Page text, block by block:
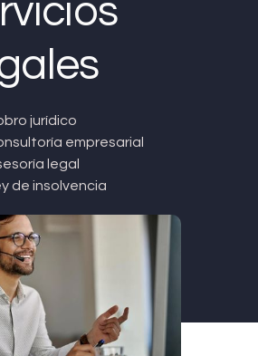
jurídico
empresarial
legal
de insolvencia